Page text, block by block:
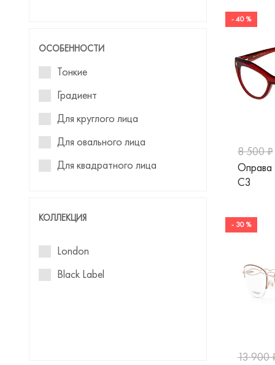
Vogue
William Morris
Woow
Валентин Юдашкин
ОСОБЕННОСТИ
Тонкие
Градиент
Для круглого лица
Для овального лица
Для квадратного лица
КОЛЛЕКЦИЯ
London
Black Label
- 40 %
8 500 ₽
Оправа
C3
- 30 %
13 900